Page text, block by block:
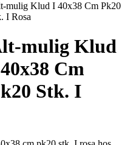
mulig Klud I 40x38 Cm Pk20
I Rosa
mulig Klud
Cm
Stk. I